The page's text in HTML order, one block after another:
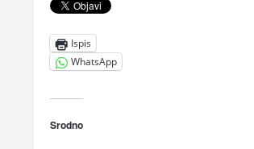
Ispis
WhatsApp
Srodno